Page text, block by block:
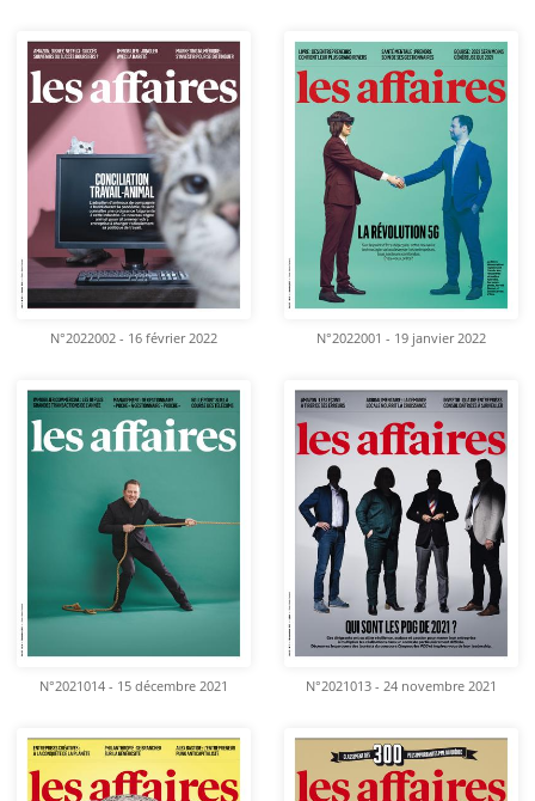
N°2022002 - 16 février 2022 N°2022001 - 19 janvier 2022
N°2021014 - 15 décembre 2021 N°2021013 - 24 novembre 2021